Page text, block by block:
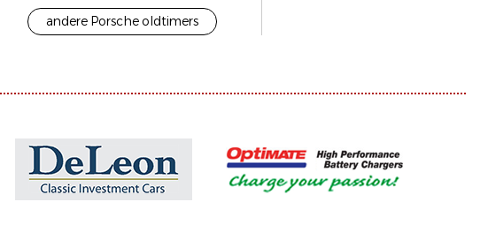
andere Porsche oldtimers